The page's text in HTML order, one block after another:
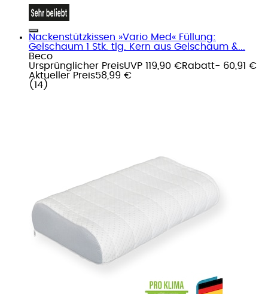
Nackenstützkissen »Vario Med« Füllung:
Gelschaum 1 Stk. tlg. Kern aus Gelschaum &...
Beco
Ursprünglicher PreisUVP 119,90 €Rabatt- 60,91 €
Aktueller Preis58,99 €
( 14 )